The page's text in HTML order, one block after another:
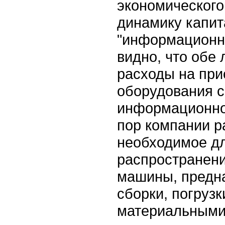
динамику
видно, что обе
расходы на
оборудования
пор компании
необходимое
машины,
сборки,